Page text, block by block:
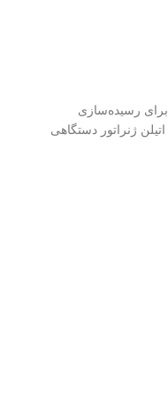
برای رسیده‌سازی
ژنراتور دستگاهی